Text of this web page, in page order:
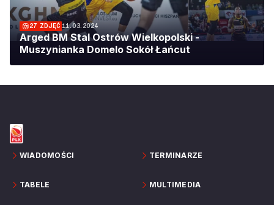
27ZDJĘĆ 11.03.2024
Arged BM Stal Ostrów Wielkopolski -
Muszynianka Domelo Sokół Łańcut
WIADOMOŚCI TERMINARZE
TABELE MULTIMEDIA